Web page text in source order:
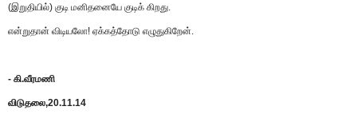
(இறுதியில்) குடி மனிதனையே குடிக் கிறது.
என்றுதான் விடியலோ! ஏக்கத்தோடு எழுதுகிறேன்.
- கி.வீரமணி
விடுதலை,20.11.14